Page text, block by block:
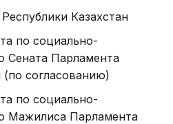
Казахстан
по социально-
Сената Парламента
(по согласованию)
по социально-
Мажи­лиса Парламента